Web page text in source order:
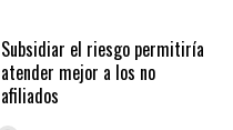
Subsidiar el riesgo permitiría
atender mejor a los no
afiliados